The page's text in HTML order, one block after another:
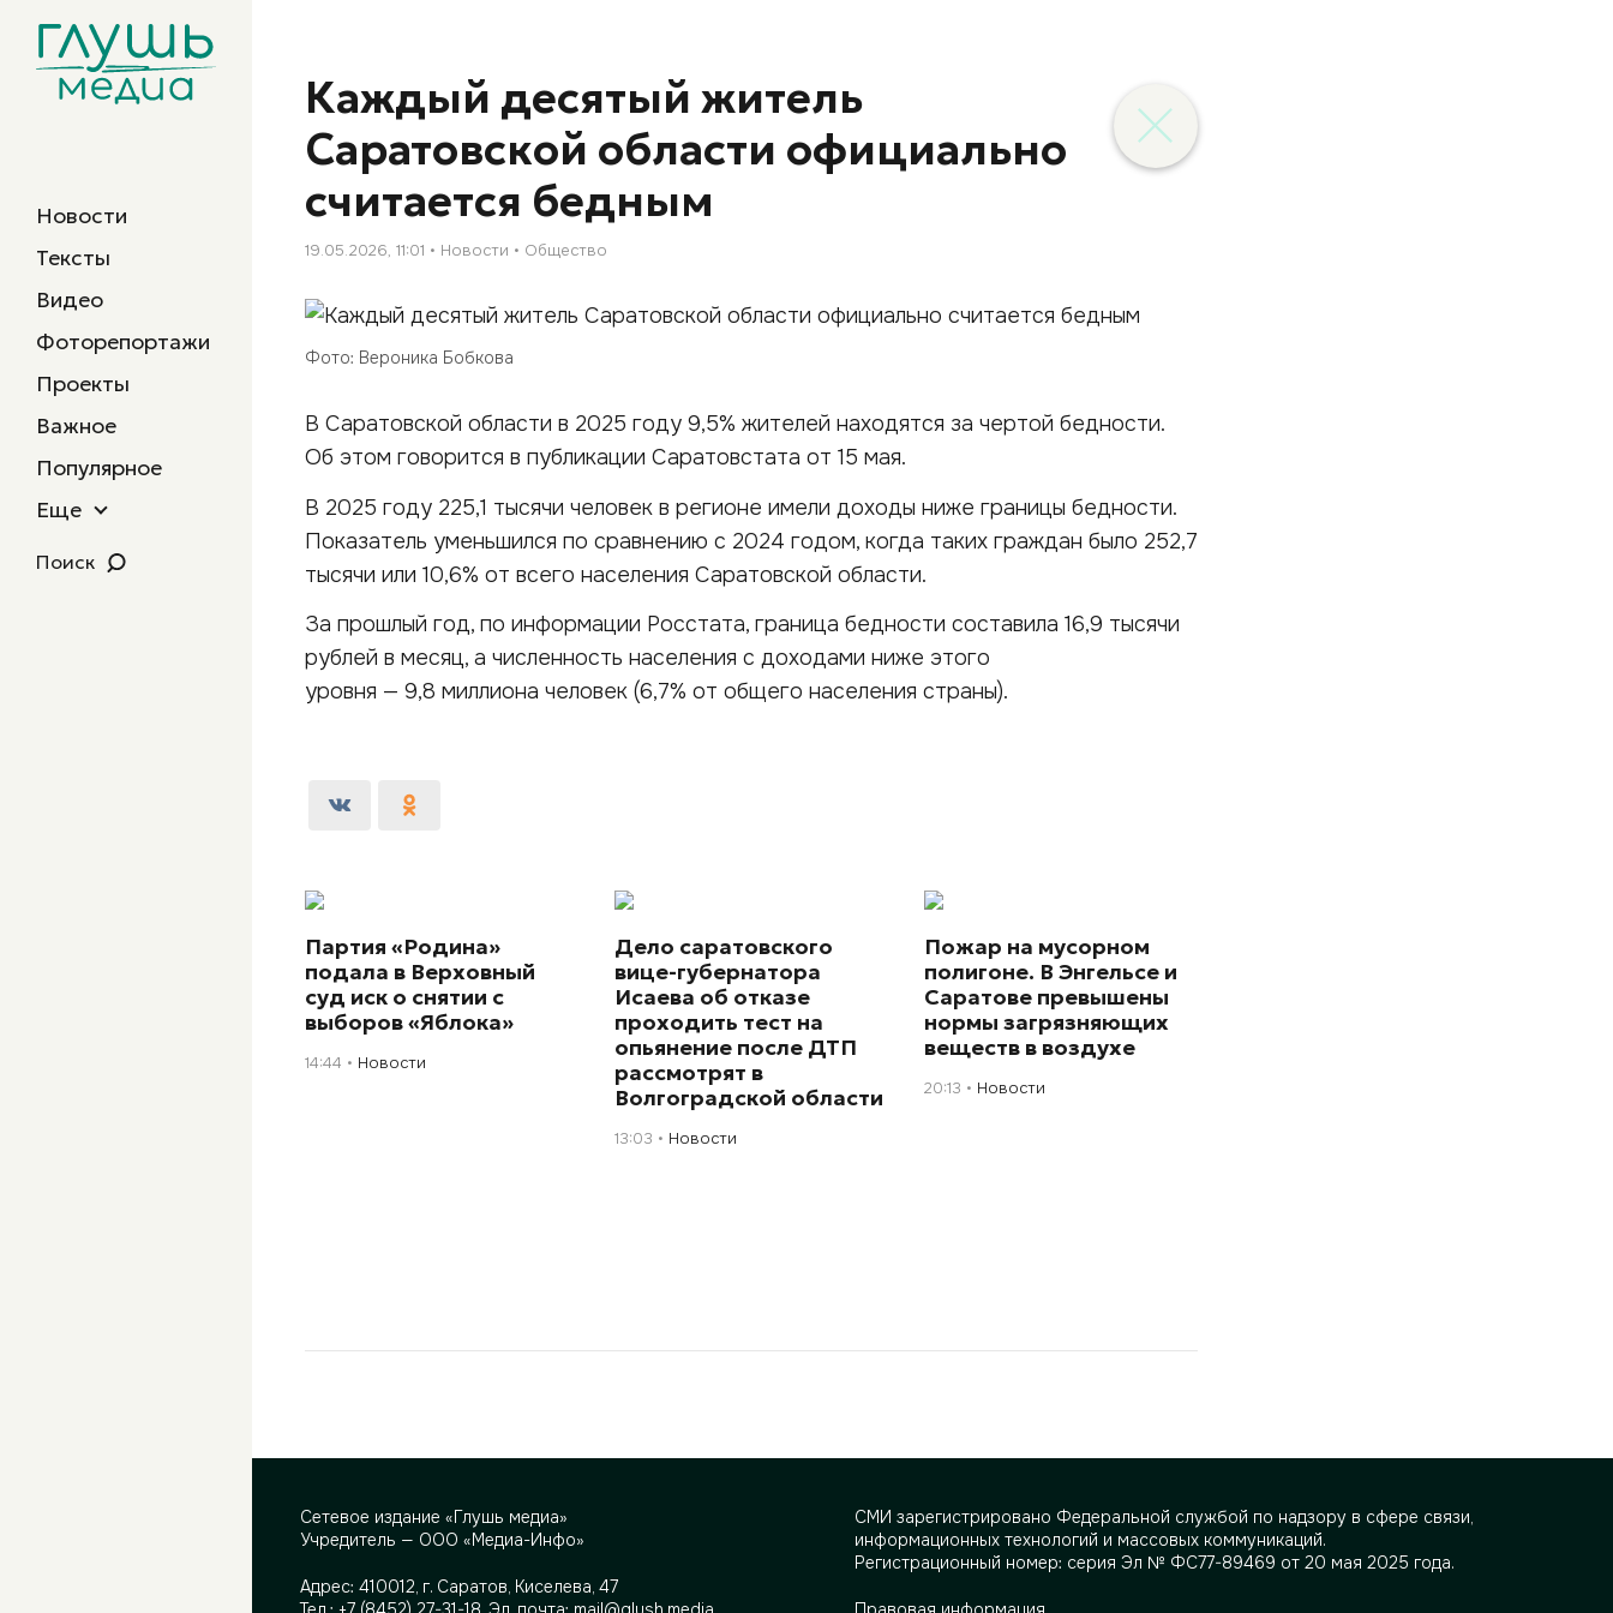
Новости
Тексты
Видео
Фоторепортажи
Проекты
Важное
Популярное
Еще
Поиск
Каждый десятый житель
Саратовской области официально
считается бедным
19.05.2026, 11:01 Новости Общество
Фото: Вероника Бобкова
В Саратовской области в 2025 году 9,5% жителей находятся за чертой бедности.
Об этом говорится в публикации Саратовстата от 15 мая.
В 2025 году 225,1 тысячи человек в регионе имели доходы ниже границы бедности.
Показатель уменьшился по сравнению с 2024 годом, когда таких граждан было 252,7
тысячи или 10,6% от всего населения Саратовской области.
За прошлый год, по информации Росстата, граница бедности составила 16,9 тысячи
рублей в месяц, а численность населения с доходами ниже этого
уровня — 9,8 миллиона человек (6,7% от общего населения страны).
Партия «Родина»
подала в Верховный
суд иск о снятии с
выборов «Яблока»
14:44 Новости
Дело саратовского
вице-губернатора
Исаева об отказе
проходить тест на
опьянение после ДТП
рассмотрят в
Волгоградской области
13:03 Новости
Пожар на мусорном
полигоне. В Энгельсе и
Саратове превышены
нормы загрязняющих
веществ в воздухе
20:13 Новости
Сетевое издание «Глушь медиа»
Учредитель — ООО «Медиа-Инфо»
Адрес: 410012, г. Саратов, Киселева, 47
СМИ зарегистрировано Федеральной службой по надзору в сфере связи,
информационных технологий и массовых коммуникаций.
Регистрационный номер: серия Эл № ФС77-89469 от 20 мая 2025 года.